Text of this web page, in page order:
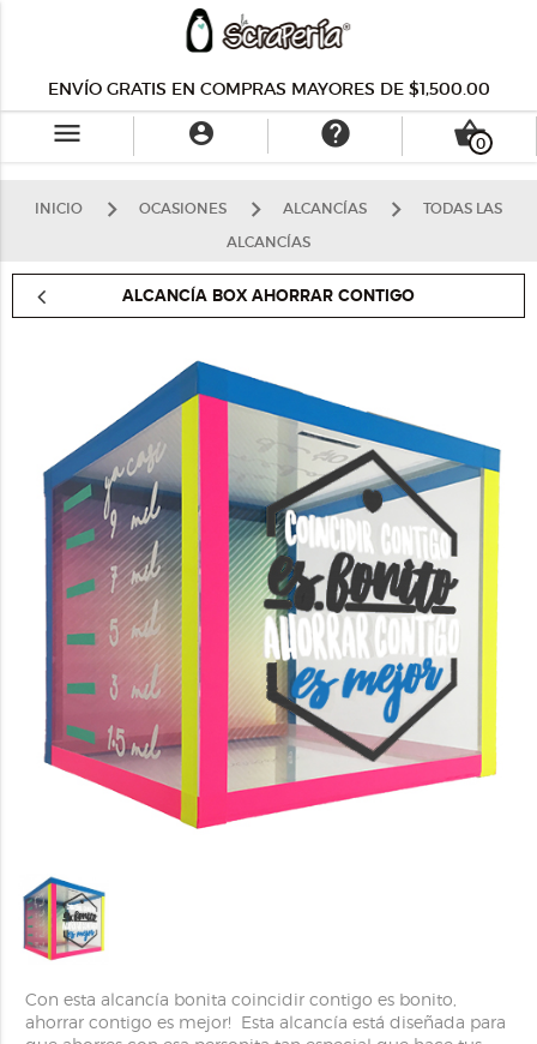
ENVÍO GRATIS EN COMPRAS MAYORES DE $1,500.00
menu  help 0
shopping_basket
INICIO OCASIONES ALCANCÍAS
TODAS LAS
ALCANCÍAS
ALCANCÍA BOX AHORRAR CONTIGO
Con esta alcancía bonita coincidir contigo es bonito,
ahorrar contigo es mejor! Esta alcancía está diseñada para